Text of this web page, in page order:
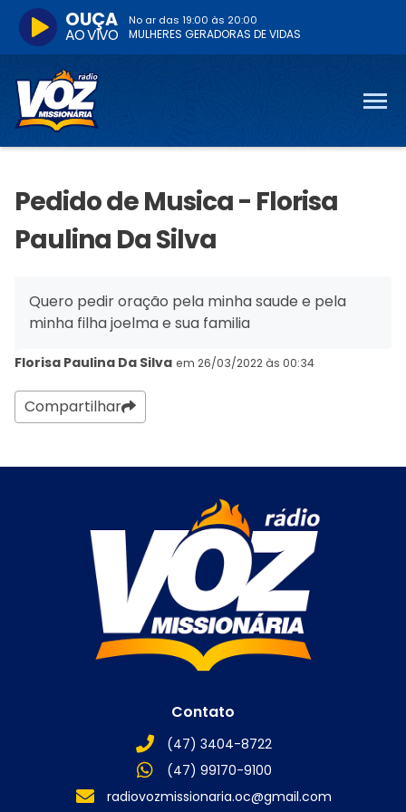
No ar das 19:00 às 20:00
MULHERES GERADORAS DE VIDAS
OUÇA
AO VIVO
Pedido de Musica - Florisa
Paulina Da Silva
Quero pedir oração pela minha saude e pela
minha filha joelma e sua familia
Florisa Paulina Da Silva em 26/03/2022 às 00:34
Compartilhar
Contato
(47) 3404-8722
(47) 99170-9100
radiovozmissionaria.oc@gmail.com